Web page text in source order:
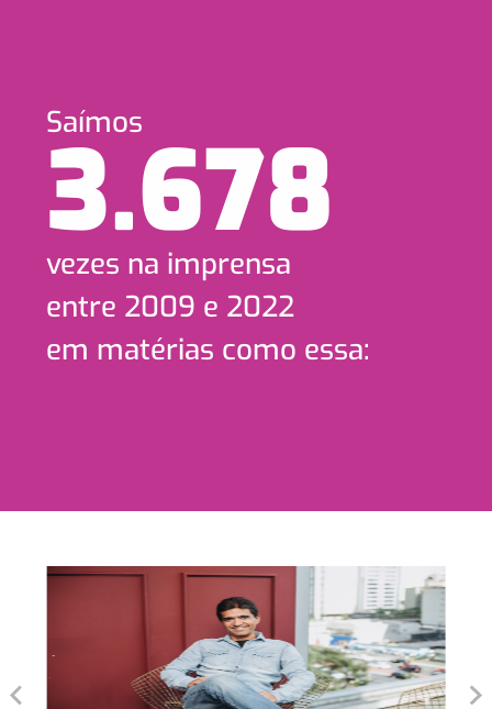
Saímos
3.678
vezes na imprensa
entre 2009 e 2022
em matérias como essa: